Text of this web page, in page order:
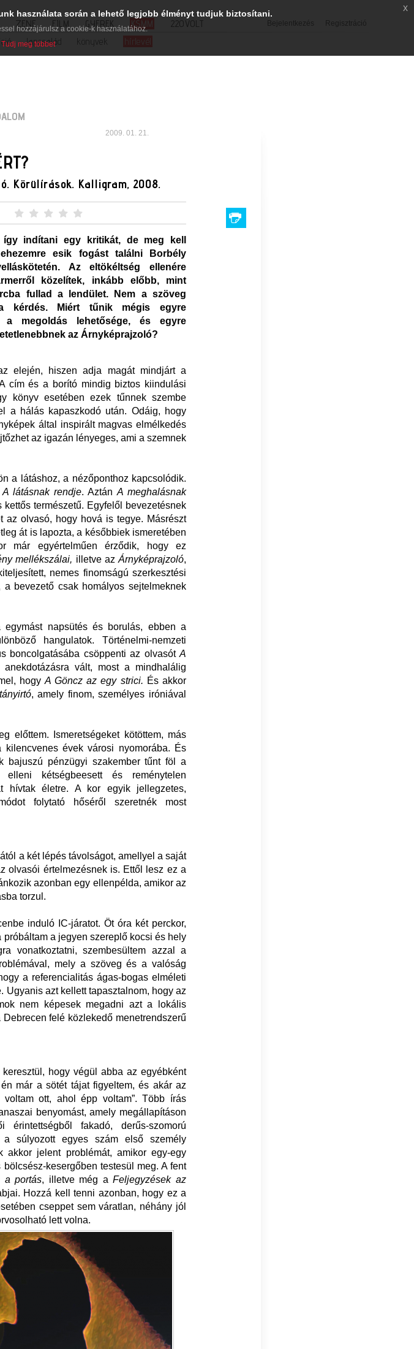
Bejelentkezés Regisztráció
ZENE FILM GYEREK KSMM
220VOLT
lapcsalád könyvek hírlevél
2009. 01. 21.
Körülírások. Kalligram, 2008.
így indítani egy kritikát, de meg kell
esik fogást találni Borbély
Az eltökéltség ellenére
közelítek, inkább előbb, mint
fullad a lendület. Nem a szöveg
kérdés. Miért tűnik mégis egyre
a megoldás lehetősége, és egyre
az Árnyképrajzoló?
elején, hiszen adja magát mindjárt a
cím és a borító mindig biztos kiindulási
könyv esetében ezek tűnnek szembe
a hálás kapaszkodó után. Odáig, hogy
által inspirált magvas elmélkedés
az igazán lényeges, ami a szemnek
a látáshoz, a nézőponthoz kapcsolódik.
A látásnak rendje. Aztán A meghalásnak
természetű. Egyfelől bevezetésnek
az olvasó, hogy hová is tegye. Másrészt
át is lapozta, a későbbiek ismeretében
már egyértelműen érződik, hogy ez
mellékszálai, illetve az Árnyképrajzoló,
nemes finomságú szerkesztési
bevezető csak homályos sejtelmeknek
napsütés és borulás, ebben a
hangulatok. Történelmi-nemzeti
boncolgatásába csöppenti az olvasót A
vált, most a mindhalálig
hogy A Göncz az egy strici. És akkor
, amely finom, személyes iróniával
előttem. Ismeretségeket kötöttem, más
kilencvenes évek városi nyomorába. És
bajuszú pénzügyi szakember tűnt föl a
kétségbeesett és reménytelen
hívtak életre. A kor egyik jellegzetes,
folytató hőséről szeretnék most
a két lépés távolságot, amellyel a saját
olvasói értelmezésnek is. Ettől lesz ez a
azonban egy ellenpélda, amikor az
torzul.
induló IC-járatot. Öt óra két perckor,
a jegyen szereplő kocsi és hely
vonatkoztatni, szembesültem azzal a
mely a szöveg és a valóság
a referencialitás ágas-bogas elméleti
azt kellett tapasztalnom, hogy az
nem képesek megadni azt a lokális
felé közlekedő menetrendszerű
hogy végül abba az egyébként
már a sötét tájat figyeltem, és akár az
ott, ahol épp voltam”. Több írás
benyomást, amely megállapításon
fakadó, derűs-szomorú
súlyozott egyes szám első személy
akkor jelent problémát, amikor egy-egy
kesergőben testesül meg. A fent
a portás, illetve még aFeljegyzések az
Hozzá kell tenni azonban, hogy ez a
cseppet sem váratlan, néhány jól
lett volna.
használata során a lehető legjobb élményt tudjuk biztosítani.
hozzájárulsz a cookie-k használatához.
Tudj meg többet
x